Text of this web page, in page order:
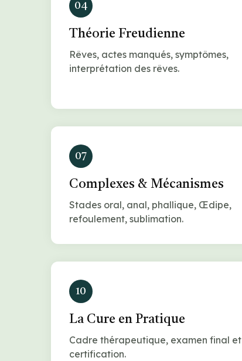
04
Théorie Freudienne
Rêves, actes manqués, symptômes,
interprétation des rêves.
07
Complexes & Mécanismes
Stades oral, anal, phallique, Œdipe,
refoulement, sublimation.
10
La Cure en Pratique
Cadre thérapeutique, examen final et
certification.